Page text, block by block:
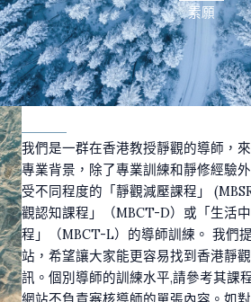
素願
我們是一群在香港教授靜觀的導師，
專業背景，除了專業訓練和靜修經驗
受不同程度的「靜觀減壓課程」
觀認知課程」（MBCT-D）或「生活
程」（MBCT-L）的導師訓練。 我們
站，希望讓大家能更容易找到香港靜
訊。個別導師的訓練水平,請參考其課